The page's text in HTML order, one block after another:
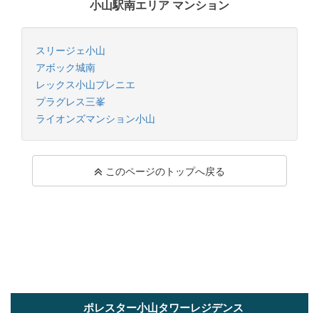
小山駅南エリア マンション
スリージェ小山
アボック城南
レックス小山プレニエ
プラグレス三峯
ライオンズマンション小山
このページのトップへ戻る
ポレスター小山タワーレジデンス